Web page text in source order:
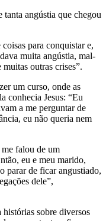
angústia que chegou
para conquistar e,
muita angústia, mal-
outras crises”.
um curso, onde as
conhecia Jesus: “Eu
a me perguntar de
eu não queria nem
falou de um
eu e meu marido,
parar de ficar angustiado,
dele”,
sobre diversos